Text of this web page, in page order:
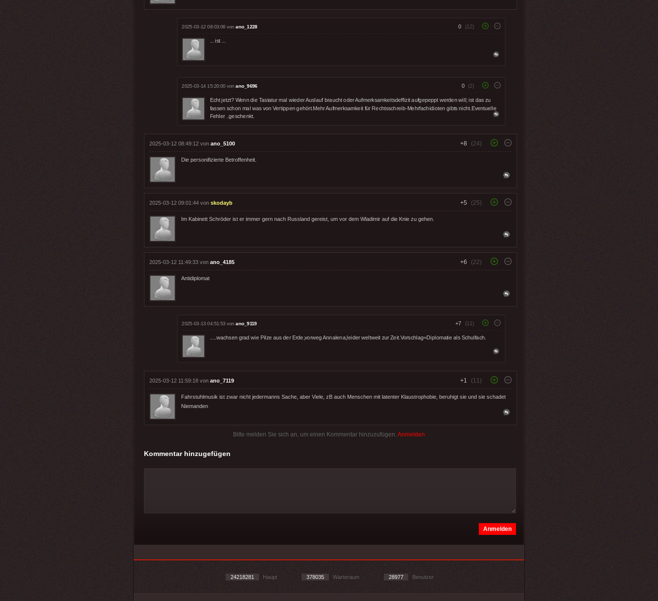
2025-03-12 08:03:06 vonano_1228 0 (12)
... ist ...
2025-03-14 15:20:00 vonano_9696 0 (2)
Echt jetzt? Wenn die Tastatur mal wieder Auslauf braucht oder Aufmerksamkeitsdeffizit aufgepeppt werden will; ist das zu
fassen schon mal was von Vertippen gehört.Mehr Aufmerksamkeit für Rechtsschreib-Mehrfachidioten gibts nicht.Eventuelle
Fehler ..geschenkt.
2025-03-12 08:49:12 von ano_5100 +8 (24)
Die personifizierte Betroffenheit.
2025-03-12 09:01:44 von skodayb +5 (25)
Im Kabinett Schröder ist er immer gern nach Russland gereist, um vor dem Wladimir auf die Knie zu gehen.
2025-03-12 11:49:33 von ano_4185 +6 (22)
Antidiplomat
2025-03-13 04:51:53 vonano_9119 +7 (11)
.....wachsen grad wie Pilze aus der Erde,vorweg Annalena,leider weltweit zur Zeit.Vorschlag=Diplomatie als Schulfach.
2025-03-12 11:59:18 von ano_7119 +1 (11)
Fahrstuhlmusik ist zwar nicht jedermanns Sache, aber Viele, zB auch Menschen mit latenter Klaustrophobie, beruhigt sie und sie schadet
Niemanden
Bitte melden Sie sich an, um einen Kommentar hinzuzufügen. Anmelden
Kommentar hinzugefügen
24218281 Haupt 378035 Warteraum 28977 Benutzer